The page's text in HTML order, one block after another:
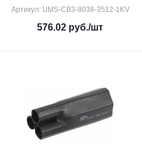
Артикул: UMS-CB3-8038-3512-1KV
576.02 руб./шт